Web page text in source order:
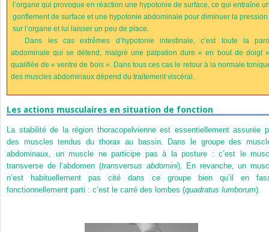
l’organe qui provoque en réaction une hypotonie de surface, ce qui entraîne
gonflement de surface et une hypotonie abdominale pour diminuer la pression
sur l’organe et lui laisser un peu de place.
Dans les cas extrêmes d’hypotonie intestinale, c’est toute la
abdominale qui se détend, malgré une palpation dure « en bout de doigt
qualifiée de « ventre de bois ». Dans tous ces cas le retour à la normale
des muscles abdominaux dépend du traitement viscéral.
Les actions musculaires en situation de fonction
La stabilité de la région thoracopelvienne est essentiellement assurée
des muscles tendus du thorax au bassin. Dans le groupe des
abdominaux, un muscle ne participe pas à la posture : c’est le
transverse de l’abdomen (transversus abdomini). En revanche, un
n’est habituellement pas cité dans ce groupe bien qu’il en
fonctionnellement parti : c’est le carré des lombes (quadratus lumborum).